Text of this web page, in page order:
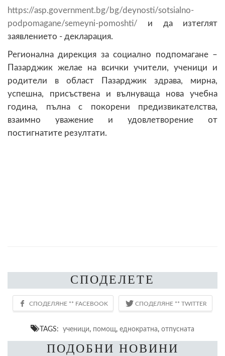
https://asp.government.bg/bg/deynosti/sotsialno-
podpomagane/semeyni-pomoshti/ и да изтеглят
заявлението - декларация.
Регионална дирекция за социално подпомагане –
Пазарджик желае на всички учители, ученици и
родители в област Пазарджик здрава, мирна,
успешна, присъствена и вълнуваща нова учебна
година, пълна с покорени предизвикателства,
взаимно уважение и удовлетворение от
постигнатите резултати.
СПОДЕЛЕТЕ
TAGS: ученици, помощ, еднократна, отпусната
ПОДОБНИ НОВИНИ